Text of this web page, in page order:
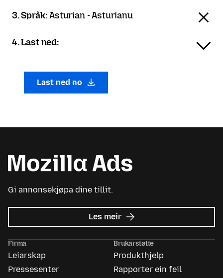
3. Språk:Asturian - Asturianu
4. Last ned:
Last ned no
Gi annonsekjøpa dine tillit.
Les meir om
Mozilla
Firma
Leiarskap
Pressesenter
Brukarstøtte
Produkthjelp
Rapporter ein feil